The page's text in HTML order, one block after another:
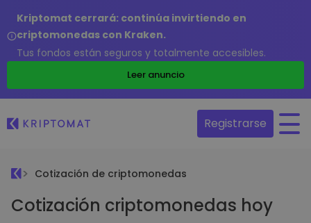
Kriptomat cerrará: continúa invirtiendo en
criptomonedas con Kraken.
Tus fondos están seguros y totalmente accesibles.
Leer anuncio
Registrarse
Cotización de criptomonedas
Cotización criptomonedas hoy